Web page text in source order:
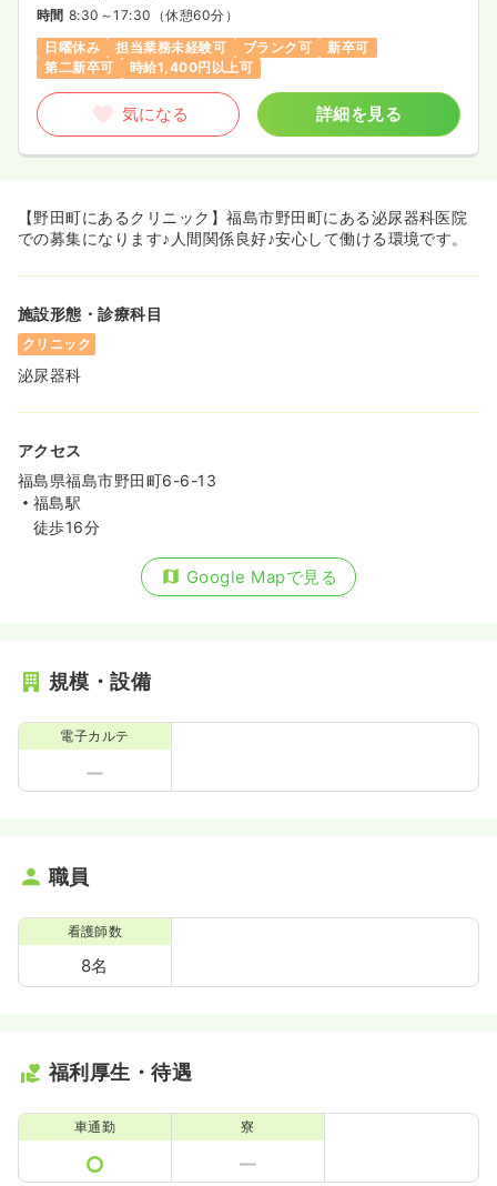
時間 8:30～17:30 （休憩60分）
日曜休み
担当業務未経験可 ブランク可
新卒可
第二新卒可
時給1,400円以上可
気になる 詳細を見る
【野田町にあるクリニック】福島市野田町にある泌尿器科医院
での募集になります♪人間関係良好♪安心して働ける環境です。
施設形態・診療科目
クリニック
泌尿器科
アクセス
福島県福島市野田町6-6-13
福島駅
徒歩16分
Google Mapで見る
規模・設備
電子カルテ
職員
看護師数
8名
福利厚生・待遇
車通勤 寮